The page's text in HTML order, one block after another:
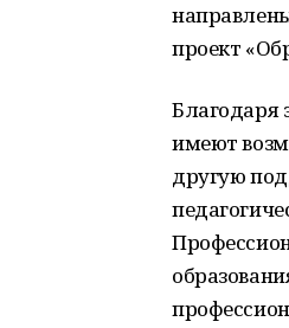
проект
Благодаря
имеют
другую